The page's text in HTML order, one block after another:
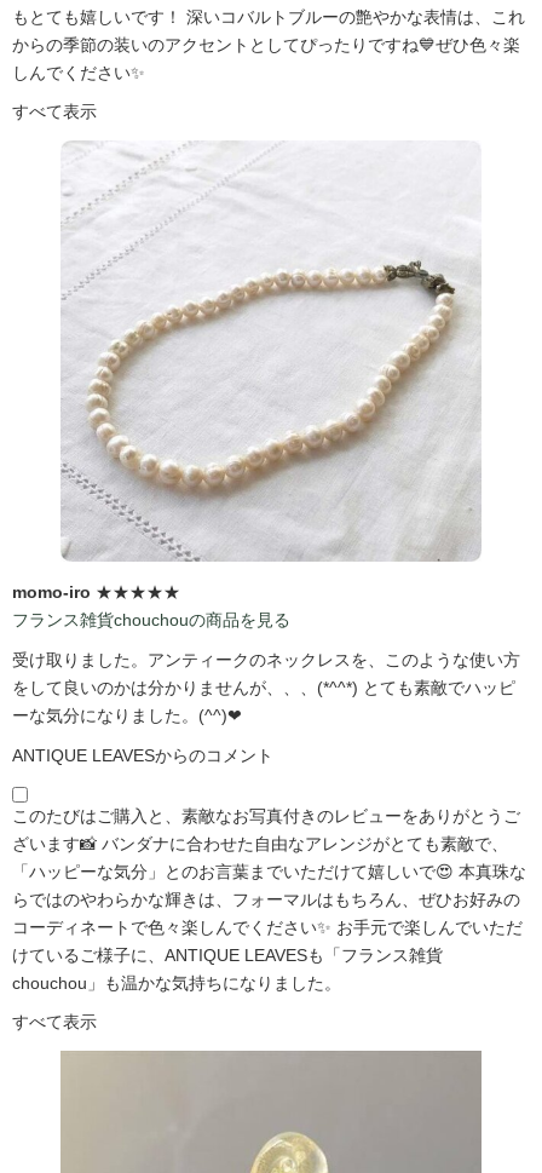
もとても嬉しいです！ 深いコバルトブルーの艶やかな表情は、これ
からの季節の装いのアクセントとしてぴったりですね💙ぜひ色々楽
しんでください✨
すべて表示
momo-iro ★★★★★
フランス雑貨chouchouの商品を見る
受け取りました。アンティークのネックレスを、このような使い方
をして良いのかは分かりませんが、、、(*^^*) とても素敵でハッピ
ーな気分になりました。(^^)❤
ANTIQUE LEAVESからのコメント
このたびはご購入と、素敵なお写真付きのレビューをありがとうご
ざいます📸 バンダナに合わせた自由なアレンジがとても素敵で、
「ハッピーな気分」とのお言葉までいただけて嬉しいで😍 本真珠な
らではのやわらかな輝きは、フォーマルはもちろん、ぜひお好みの
コーディネートで色々楽しんでください✨ お手元で楽しんでいただ
けているご様子に、ANTIQUE LEAVESも「フランス雑貨
chouchou」も温かな気持ちになりました。
すべて表示